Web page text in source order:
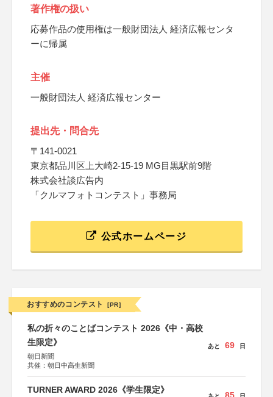
著作権の扱い
応募作品の使用権は一般財団法人 経済広報センタ
ーに帰属
主催
一般財団法人 経済広報センター
提出先・問合先
〒141-0021
東京都品川区上大崎2-15-19 MG目黒駅前9階
株式会社談広告内
「クルマフォトコンテスト」事務局
公式ホームページ
おすすめのコンテスト [PR]
私の折々のことばコンテスト 2026《中・高校
生限定》
朝日新聞
共催：朝日中高生新聞
あと 69 日
TURNER AWARD 2026《学生限定》